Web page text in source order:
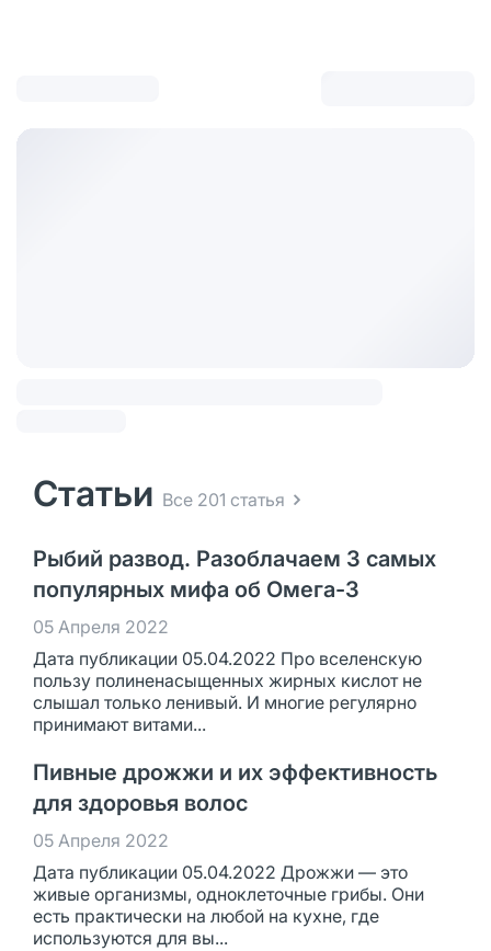
Статьи Все 201 статья
Рыбий развод. Разоблачаем 3 самых
популярных мифа об Омега-3
05 Апреля 2022
Дата публикации 05.04.2022 Про вселенскую
пользу полиненасыщенных жирных кислот не
слышал только ленивый. И многие регулярно
принимают витами...
Пивные дрожжи и их эффективность
для здоровья волос
05 Апреля 2022
Дата публикации 05.04.2022 Дрожжи — это
живые организмы, одноклеточные грибы. Они
есть практически на любой на кухне, где
используются для вы...